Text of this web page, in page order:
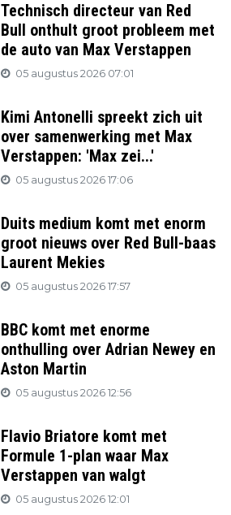
Technisch directeur van Red
Bull onthult groot probleem met
de auto van Max Verstappen
05 augustus 2026 07:01
Kimi Antonelli spreekt zich uit
over samenwerking met Max
Verstappen: 'Max zei...'
05 augustus 2026 17:06
Duits medium komt met enorm
groot nieuws over Red Bull-baas
Laurent Mekies
05 augustus 2026 17:57
BBC komt met enorme
onthulling over Adrian Newey en
Aston Martin
05 augustus 2026 12:56
Flavio Briatore komt met
Formule 1-plan waar Max
Verstappen van walgt
05 augustus 2026 12:01